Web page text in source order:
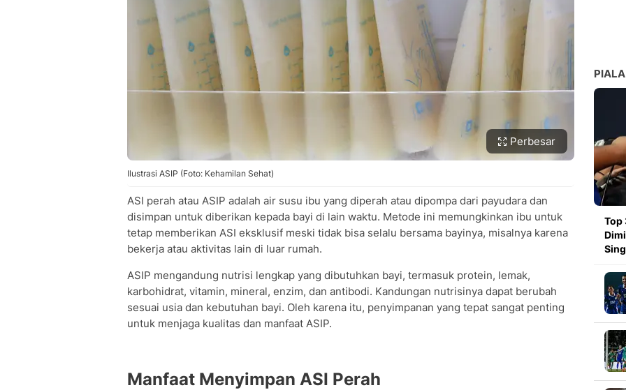
• Berapa lama ASI bisa bertahan di cooler bag?
• Apakah perlu mencuci payudara sebelum memerah ASI?
• Bagaimana cara mengetahui ASI sudah rusak?
• Apakah ASI perah bisa dicampur dengan susu formula?
Perbesar
Ilustrasi ASIP (Foto: Kehamilan Sehat)
ASI perah atau ASIP adalah air susu ibu yang diperah atau dipompa dari payudara dan
disimpan untuk diberikan kepada bayi di lain waktu. Metode ini memungkinkan ibu untuk
tetap memberikan ASI eksklusif meski tidak bisa selalu bersama bayinya, misalnya karena
bekerja atau aktivitas lain di luar rumah.
ASIP mengandung nutrisi lengkap yang dibutuhkan bayi, termasuk protein, lemak,
karbohidrat, vitamin, mineral, enzim, dan antibodi. Kandungan nutrisinya dapat berubah
sesuai usia dan kebutuhan bayi. Oleh karena itu, penyimpanan yang tepat sangat penting
untuk menjaga kualitas dan manfaat ASIP.
Manfaat Menyimpan ASI Perah
Top